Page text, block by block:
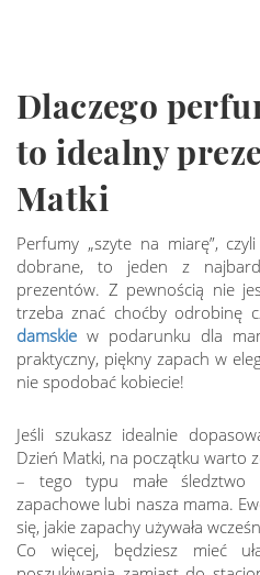
Dlaczego
to idealny
Matki
Perfumy „szyte na miarę”,
dobrane, to jeden z
prezentów. Z pewnością nie
trzeba znać choćby odrobinę
damskie w podarunku dla
praktyczny, piękny zapach w
nie spodobać kobiecie!
Jeśli szukasz idealnie
Dzień Matki, na początku warto
– tego typu małe śledztwo
zapachowe lubi nasza mama.
się, jakie zapachy używała
Co więcej, będziesz mieć